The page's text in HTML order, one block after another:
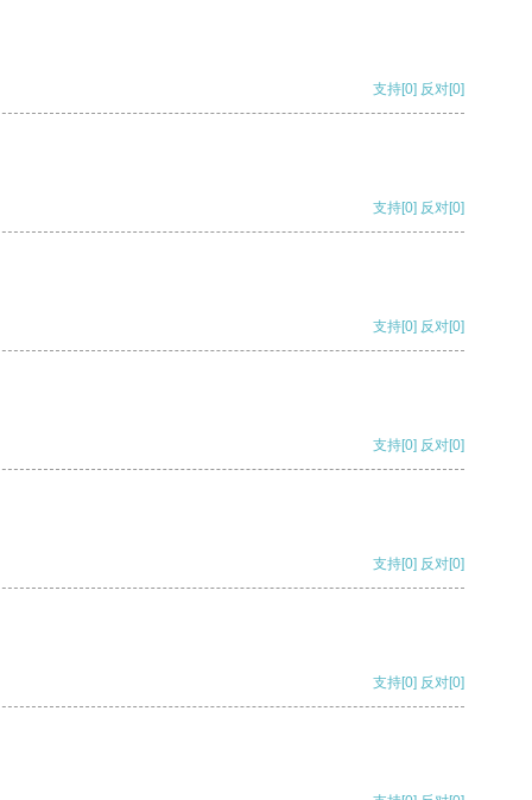
支持[0] 反对[0]
支持[0] 反对[0]
支持[0] 反对[0]
支持[0] 反对[0]
支持[0] 反对[0]
支持[0] 反对[0]